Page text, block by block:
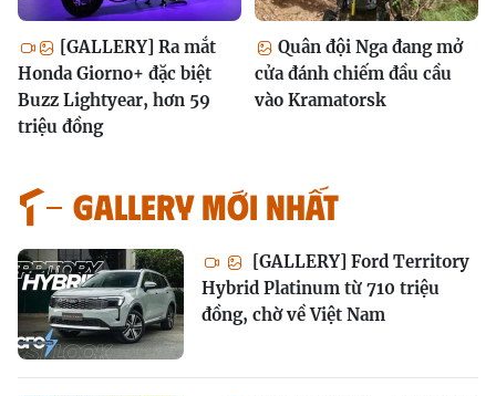
[GALLERY] Ra mắt
Honda Giorno+ đặc biệt
Buzz Lightyear, hơn 59
triệu đồng
Quân đội Nga đang mở
cửa đánh chiếm đầu cầu
vào Kramatorsk
GALLERY MỚI NHẤT
[GALLERY] Ford Territory
Hybrid Platinum từ 710 triệu
đồng, chờ về Việt Nam